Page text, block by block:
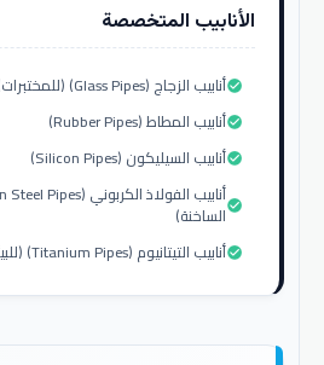
الأنابيب المتخصصة
أنابيب الزجاج (Glass Pipes) (للمختبرات)check_circle
أنابيب المطاط (Rubber Pipes)check_circle
أنابيب السيليكون (Silicon Pipes)check_circle
الساخنة)check_circle
أنابيب التيتانيوم (Titanium Pipes) (للبيئات المسببة للتآكل)check_circle